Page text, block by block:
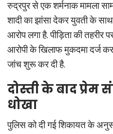
रुद्रपुर से एक शर्मनाक मामला
शादी का झांसा देकर युवती के
आरोप लगा है. पीड़िता की तहरीर
आरोपी के खिलाफ मुकदमा दर्ज
जांच शुरू कर दी है.
दोस्ती के बाद प्रेम
धोखा
पुलिस को दी गई शिकायत के